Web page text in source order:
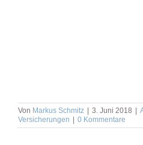
Von Markus Schmitz | 3. Juni 2018 |
Versicherungen | 0 Kommentare